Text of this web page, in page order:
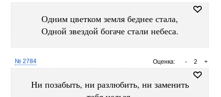
Одним цветком земля беднее стала,
Одной звездой богаче стали небеса.
Оценка: +
2
-
№ 2784
Ни позабыть, ни разлюбить, ни заменить